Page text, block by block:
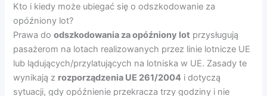
Kto i kiedy może ubiegać się o odszkodowanie za
opóźniony lot?
Prawa doodszkodowania za opóźniony lot przysługują
pasażerom na lotach realizowanych przez linie lotnicze UE
lub lądujących/przylatujących na lotniska w UE. Zasady te
wynikają z rozporządzenia UE 261/2004 i dotyczą
sytuacji, gdy opóźnienie przekracza trzy godziny i nie